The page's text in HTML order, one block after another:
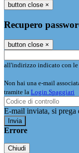
button close ×
Recupero
button close ×
all'indirizzo indicato con le
Non hai una e-mail
tramite la Login Spaggiari
E-mail inviata, si prega
Errore
Chiudi